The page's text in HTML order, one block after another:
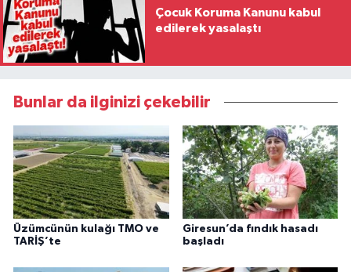
Çocuk Koruma Kanunu kabul
edilerek yasalaştı
Bunlar da ilginizi çekebilir
Üzümcünün kulağı TMO ve
TARİŞ’te
Giresun’da fındık hasadı
başladı